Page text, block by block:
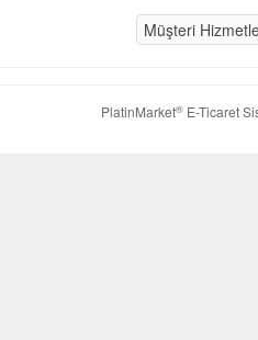
Müşteri
PlatinMarket®E-Ticaret